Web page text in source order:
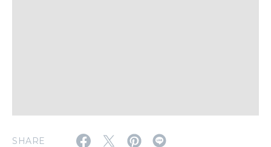
2026年7月号「鎌倉 ローカルが 教えてくれた 本当の歩き方。」
MAGAZINE
SHARE